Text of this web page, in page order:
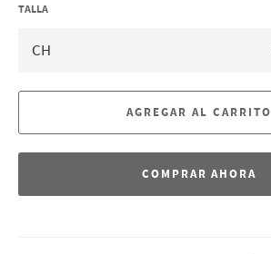
TALLA
AGREGAR AL CARRITO
COMPRAR AHORA